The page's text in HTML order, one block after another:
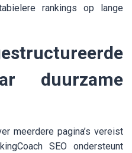
rankings op lange
duurzame
meerdere pagina’s vereist
SEO ondersteunt